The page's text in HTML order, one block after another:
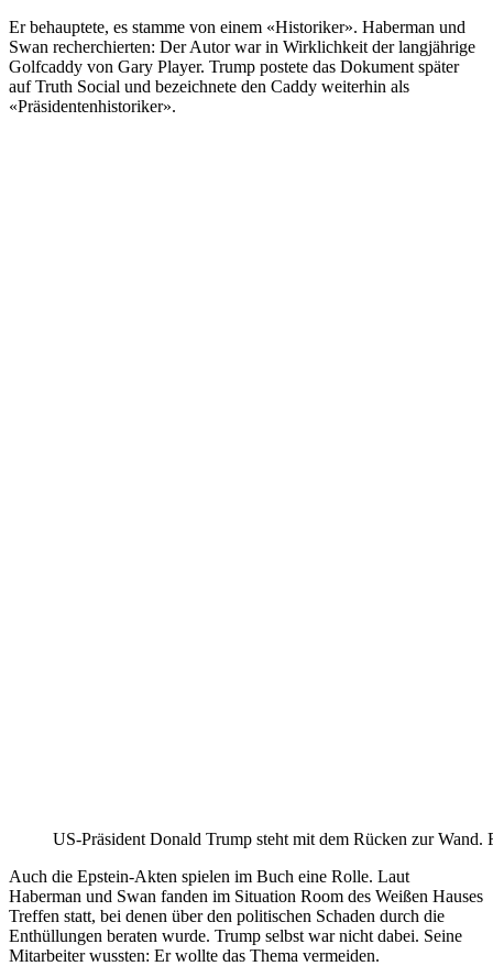
Er behauptete, es stamme von einem «Historiker». Haberman und
Swan recherchierten: Der Autor war in Wirklichkeit der langjährige
Golfcaddy von Gary Player. Trump postete das Dokument später
auf Truth Social und bezeichnete den Caddy weiterhin als
«Präsidentenhistoriker».
US-Präsident Donald Trump steht mit dem Rücken zur Wand.
Auch die Epstein-Akten spielen im Buch eine Rolle. Laut
Haberman und Swan fanden im Situation Room des Weißen Hauses
Treffen statt, bei denen über den politischen Schaden durch die
Enthüllungen beraten wurde. Trump selbst war nicht dabei. Seine
Mitarbeiter wussten: Er wollte das Thema vermeiden.